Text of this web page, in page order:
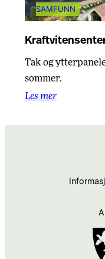
SAMFUNN
Tak og
sommer.
Les mer